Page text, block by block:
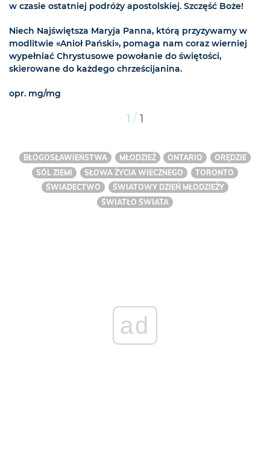
w czasie ostatniej podróży apostolskiej. Szczęść Boże!
Niech Najświętsza Maryja Panna, którą przyzywamy w
modlitwie «Anioł Pański», pomaga nam coraz wierniej
wypełniać Chrystusowe powołanie do świętości,
skierowane do każdego chrześcijanina.
opr. mg/mg
1 / 1
BŁOGOSŁAWIEŃSTWA MŁODZIEŻ ONTARIO
ORĘDZIE
SÓL ZIEMI
SŁOWA ŻYCIA WIECZNEGO
TORONTO
ŚWIADECTWO
ŚWIATOWY DZIEŃ MŁODZIEŻY
ŚWIATŁO ŚWIATA
ad